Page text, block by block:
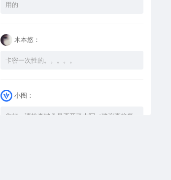
用的
木本悠：
卡密一次性的。。。。。
小图：
您好，请检查键盘是否开了大写（建议直接复